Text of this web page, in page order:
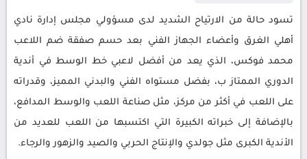
تسود حالة من الارتياح الشديد لدى مسؤولي مجلس إدارة نادي
أهلي الغرق وأعضاء الجهاز الفني بعد حسم صفقة ضم اللاعب
محمد فوكس، الذي يعد من أفضل لاعبي خط الوسط في أندية
الدوري الممتاز ب، بفضل مستواه الفني والبدني المميز، وقدراته
على اللعب في أكثر من مركز، مثل صناعة اللعب والوسط المدافع،
بالإضافة إلى خبراته الكبيرة التي اكتسبها من اللعب للعديد من
الأندية الكبرى مثل جولدي والإنتاج الحربي والصيد والزهور والرجاء.